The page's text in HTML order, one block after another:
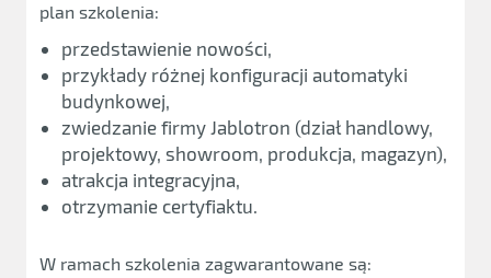
plan szkolenia:
przedstawienie nowości,
przykłady różnej konfiguracji automatyki
budynkowej,
zwiedzanie firmy Jablotron (dział handlowy,
projektowy, showroom, produkcja, magazyn),
atrakcja integracyjna,
otrzymanie certyfiaktu.
W ramach szkolenia zagwarantowane są: